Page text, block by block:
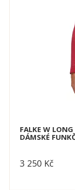
FALKE W
DÁMSKÉ
3 250 Kč